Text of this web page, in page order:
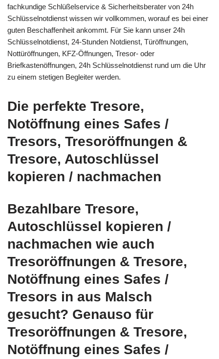
fachkundige Schlüßelservice & Sicherheitsberater von 24h
Schlüsselnotdienst wissen wir vollkommen, worauf es bei einer
guten Beschaffenheit ankommt. Für Sie kann unser 24h
Schlüsselnotdienst, 24-Stunden Notdienst, Türöffnungen,
Nottüröffnungen, KFZ-Öffnungen, Tresor- oder
Briefkastenöffnungen, 24h Schlüsselnotdienst rund um die Uhr
zu einem stetigen Begleiter werden.
Die perfekte Tresore,
Notöffnung eines Safes /
Tresors, Tresoröffnungen &
Tresore, Autoschlüssel
kopieren / nachmachen
Bezahlbare Tresore,
Autoschlüssel kopieren /
nachmachen wie auch
Tresoröffnungen & Tresore,
Notöffnung eines Safes /
Tresors in aus Malsch
gesucht? Genauso für
Tresoröffnungen & Tresore,
Notöffnung eines Safes /